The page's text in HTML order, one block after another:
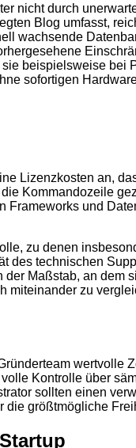
nicht durch
Blog umfasst,
wachsende
beispielsweise bei
sofortigen
Lizenzkosten an,
Kommandozeile
und
zu denen
technischen
Maßstab, an dem
zu
wertvolle
Kontrolle über
sollten einen
größtmögliche